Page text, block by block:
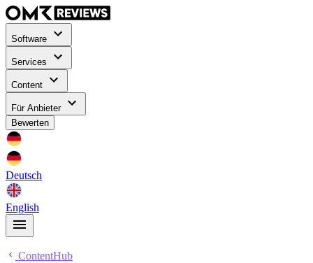
Software
Services
Content
Für Anbieter
Bewerten
Deutsch
English
ContentHub